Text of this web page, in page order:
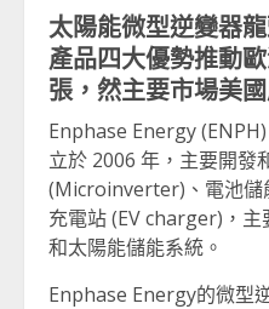
太陽能微型逆變器
產品四大優勢推動
張，然主要市場美
Enphase Energy
立於 2006 年，主要開發
(Microinverter)、電池儲
充電站 (EV charger)，
和太陽能儲能系統。
Enphase Energy的微型